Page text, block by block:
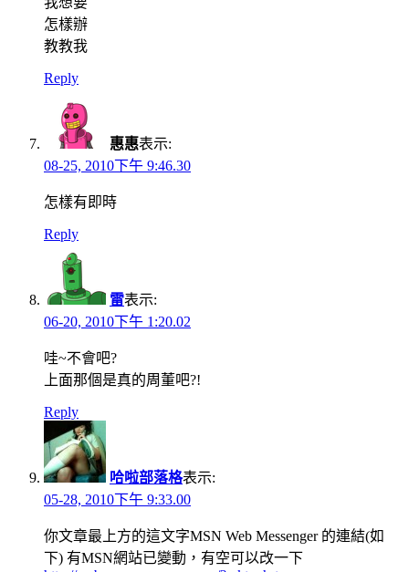
怎樣辦
教教我
Reply
惠惠表示:
08-25, 2010下午 9:46.30
怎樣有即時
Reply
雷表示:
06-20, 2010下午 1:20.02
哇~不會吧?
上面那個是真的周董吧?!
Reply
哈啦部落格表示:
05-28, 2010下午 9:33.00
你文章最上方的這文字MSN Web Messenger 的連結(如
下) 有MSN網站已變動，有空可以改一下